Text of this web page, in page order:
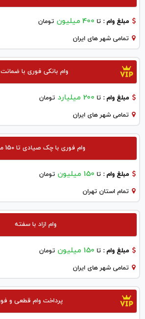
مبلغ وام : تا 400 میلیون تومان
تمامی شهر های ایران
وام بانکی فوری با
مبلغ وام : تا 200 میلیارد تومان
تمامی شهر های ایران
وام فوری با چک صیادی تا 150 ملیون
مبلغ وام : تا 150 میلیون تومان
تمام استان تهران
وام ازاد با سفته
مبلغ وام : تا 150 میلیون تومان
تمامی شهر های ایران
پرداخت وام قطعی و